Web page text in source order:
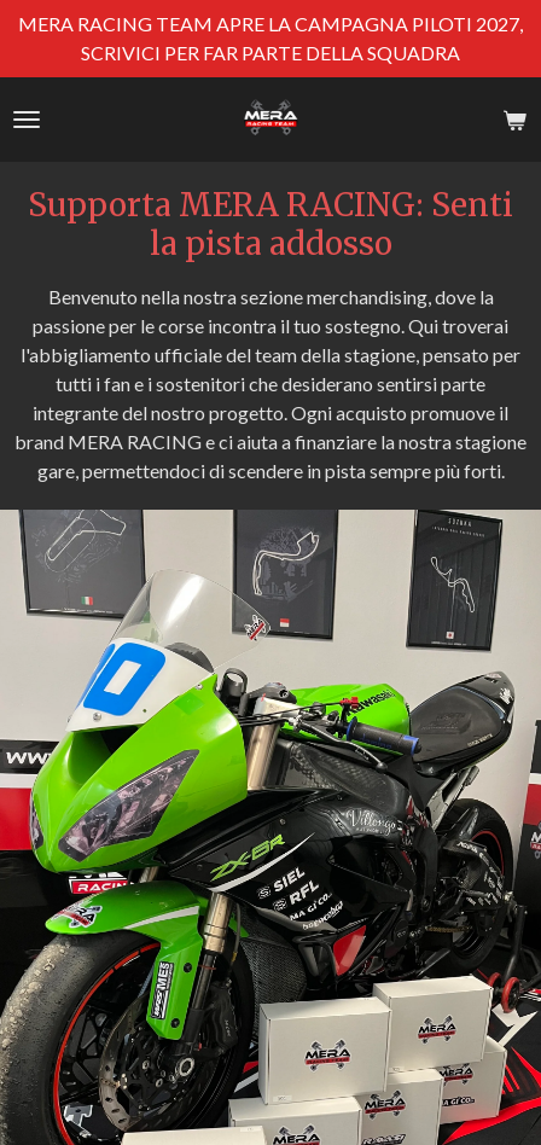
Vai
contenuto
principale
MERA RACING TEAM APRE LA CAMPAGNA PILOTI 2027,
SCRIVICI PER FAR PARTE DELLA SQUADRA
Supporta MERA RACING: Senti
la pista addosso
Benvenuto nella nostra sezione merchandising, dove la
passione per le corse incontra il tuo sostegno. Qui troverai
l'abbigliamento ufficiale del team della stagione, pensato per
tutti i fan e i sostenitori che desiderano sentirsi parte
integrante del nostro progetto. Ogni acquisto promuove il
brand MERA RACING e ci aiuta a finanziare la nostra stagione
gare, permettendoci di scendere in pista sempre più forti.